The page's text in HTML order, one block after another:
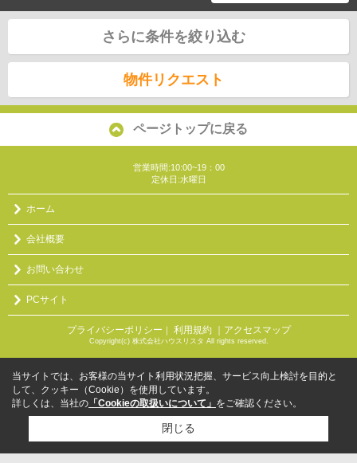
さらに条件を絞り込む
物件リクエスト
ページトップに戻る
営業時間:10:00~19：00
定休日:水曜日
ホーム
会社概要
お問い合わせ
PCサイト
プライバシーポリシー ｜ 利用規約 ｜アクセスマップ
Copyright(c) 株式会社ハウスリスタ All rights reserved.
当サイトでは、お客様の当サイト利用状況把握、サービス向上検討を目的と
して、クッキー（Cookie）を使用しています。
詳しくは、当社の 「Cookieの取扱いについて」 をご確認ください。
閉じる